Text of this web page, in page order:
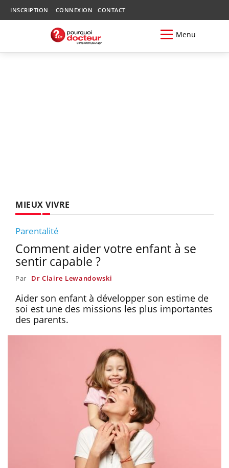
INSCRIPTION CONNEXION CONTACT
Menu
MIEUX VIVRE
Parentalité
Comment aider votre enfant à se
sentir capable ?
Par Dr Claire Lewandowski
Aider son enfant à développer son estime de
soi est une des missions les plus importantes
des parents.